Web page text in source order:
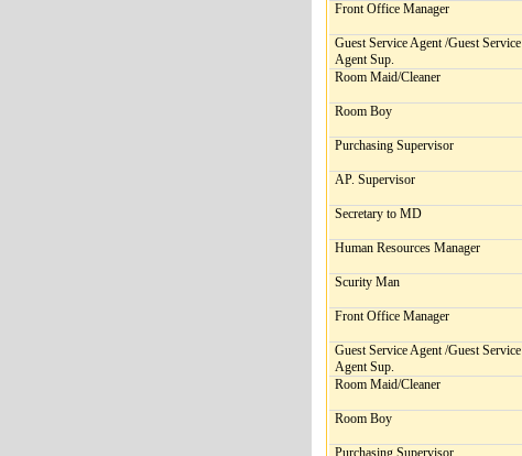
Front Office Manager
Guest Service Agent /Guest Service
Agent Sup.
Room Maid/Cleaner
Room Boy
Purchasing Supervisor
AP. Supervisor
Secretary to MD
Human Resources Manager
Scurity Man
Front Office Manager
Guest Service Agent /Guest Service
Agent Sup.
Room Maid/Cleaner
Room Boy
Purchasing Supervisor